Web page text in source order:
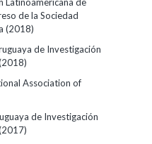
de la Sociedad
(2018)
de Investigación
Association of
de Investigación